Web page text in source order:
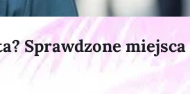
Sprawdzone miejsca